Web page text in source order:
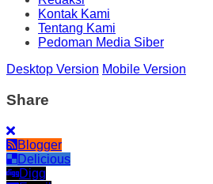
Kontak Kami
Tentang Kami
Pedoman Media Siber
Desktop Version Mobile Version
Share
Blogger
Delicious
Digg